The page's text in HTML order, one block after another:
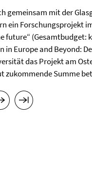
gemeinsam mit der
ein Forschungsprojekt
future“ (Gesamtbudget:
Europe and Beyond:
das Projekt am
Summe